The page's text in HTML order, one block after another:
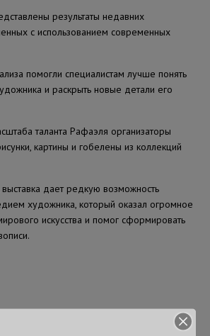
результаты недавних
с использованием современных
помогли специалистам лучше понять
и раскрыть новые детали его
таланта Рафаэля организаторы
картины и гобелены из коллекций
дает редкую возможность
художника, который оказал огромное
искусства и помог сформировать